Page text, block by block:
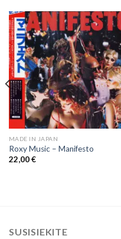
MADE IN JAPAN
Roxy Music ‎– Manifesto
22,00€
SUSISIEKITE